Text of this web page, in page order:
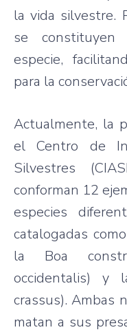
la vida silvestre.
se
especie,
para la
Actualmente, la
el Centro de
Silvestres
conforman 12
especies
catalogadas
la Boa
occidentalis) y
crassus). Ambas
matan a sus